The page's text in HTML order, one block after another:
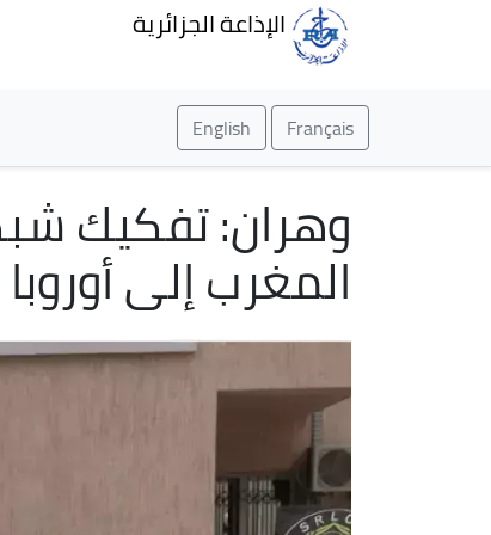
الإذاعة الجزائرية
Français
English
وهران: تفكيك
المغرب إلى أوروبا